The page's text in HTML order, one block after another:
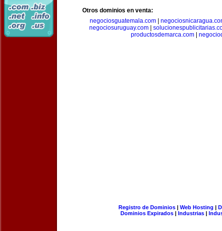
Otros dominios en venta:
negociosguatemala.com
negociosuruguay.com
productosdemarca.com
Registro de Dominios| Web Hosting |
Dominios Expirados | Industrias |